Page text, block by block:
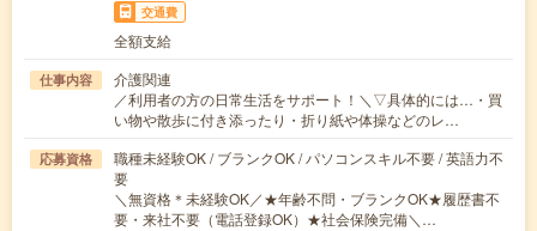
交通費
全額支給
仕事内容
介護関連
／利用者の方の日常生活をサポート！＼▽具体的には…・買
い物や散歩に付き添ったり・折り紙や体操などのレ…
応募資格
職種未経験OK / ブランクOK / パソコンスキル不要 / 英語力不
要
＼無資格＊未経験OK／★年齢不問・ブランクOK★履歴書不
要・来社不要（電話登録OK）★社会保険完備＼…